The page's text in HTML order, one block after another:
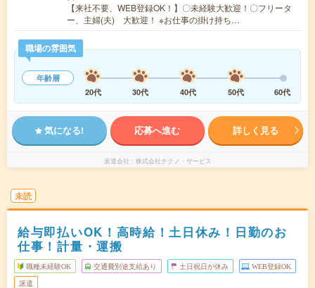
【来社不要、WEB登録OK！】〇未経験大歓迎！〇フリータ
ー、主婦(夫) 大歓迎！ ※お仕事の掛け持ち…
職場の雰囲気
年齢層
20代
30代 40代 50代 60代
気になる! 応募へ進む 詳しく見る
派遣会社 株式会社テクノ・サービス
未読
給与即払いOK！高時給！土日休み！日勤のお
仕事！計量・運搬
職種未経験OK 交通費別途支給あり 土日祝日が休み WEB登録OK
派遣